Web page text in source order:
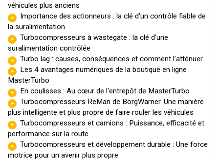
véhicules plus anciens
Importance des actionneurs : la clé d'un contrôle fiable de
la suralimentation
Turbocompresseurs à wastegate : la clé d’une
suralimentation contrôlée
Turbo lag : causes, conséquences et comment l’atténuer
Les 4 avantages numériques de la boutique en ligne
MasterTurbo
En coulisses : Au cœur de l'entrepôt de MasterTurbo
Turbocompresseurs ReMan de BorgWarner. Une manière
plus intelligente et plus propre de faire rouler les véhicules
Turbocompresseurs et camions : Puissance, efficacité et
performance sur la route
Turbocompresseurs et développement durable : Une force
motrice pour un avenir plus propre